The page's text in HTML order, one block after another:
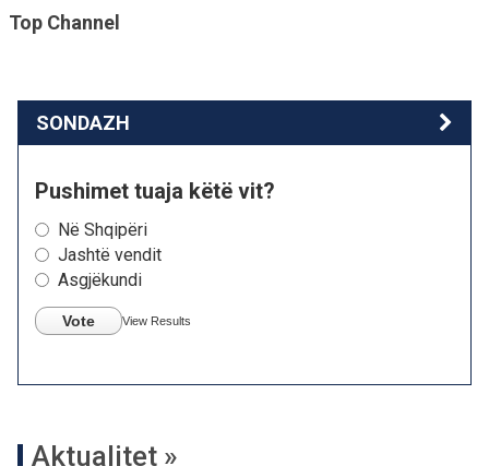
Top Channel
SONDAZH
Pushimet tuaja këtë vit?
Në Shqipëri
Jashtë vendit
Asgjëkundi
Vote View Results
Aktualitet »